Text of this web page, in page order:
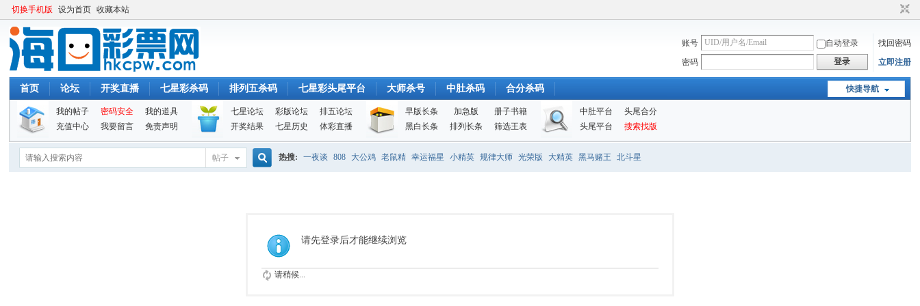
切换手机版 设为首页 收藏本站
账号 自动登录
找回密码
密码
登录 立即注册
快捷导航
首页 论坛 开奖直播 七星彩杀码 排列五杀码 七星彩头尾平台 大师杀号 中肚杀码 合分杀码
我的帖子 密码安全
我的道具
充值中心
我要留言 免责声明
七星论坛 彩版论坛
排五论坛
开奖结果
七星历史 体彩直播
早版长条 加急版
册子书籍
黑白长条
排列长条 筛选王表
中肚平台
头尾合分
头尾平台
搜索找版
帖子 热搜: 一夜谈 808 大公鸡 老鼠精 幸运福星 小精英 规律大师 光荣版 大精英 黑马赌王 北斗星
请先登录后才能继续浏览
请稍候...